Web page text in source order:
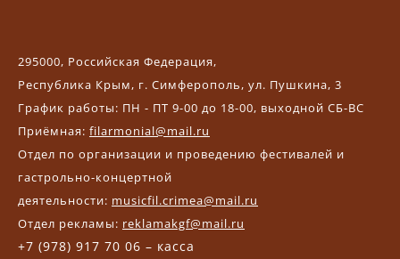
295000, Российская Федерация,
Республика Крым, г. Симферополь, ул. Пушкина, 3
График работы: ПН - ПТ 9-00 до 18-00, выходной СБ-ВС
Приёмная: filarmonial@mail.ru
Отдел по организации и проведению фестивалей и
гастрольно-концертной
деятельности: musicfil.crimea@mail.ru
Отдел рекламы: reklamakgf@mail.ru
+7 (978) 917 70 06 – касса